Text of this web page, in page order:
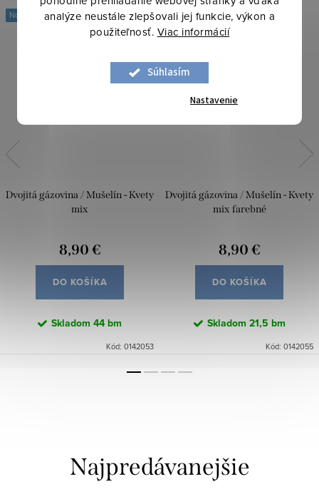
analýze neustále zlepšovali jej funkcie, výkon a
použiteľnosť. Viac informácií
Súhlasím
Nastavenie
Novinka
Dvojitá gázovina / Mušelín - Kvety
mix
8,90 €
DO KOŠÍKA
Skladom 44 bm
Kód: 0142053
Novinka
Dvojitá gázovina / Mušelín - Kvety
mix farebné
8,90 €
DO KOŠÍKA
Skladom 21,5 bm
Kód: 0142055
Najpredávanejšie